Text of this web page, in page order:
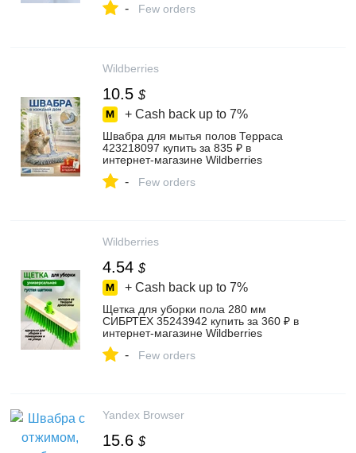
- Few orders
Wildberries
10.5 $
+ Cash back up to 7%
Швабра для мытья полов Терраса
423218097 купить за 835 ₽ в
интернет‑магазине Wildberries
- Few orders
Wildberries
4.54 $
+ Cash back up to 7%
Щетка для уборки пола 280 мм
СИБРТЕХ 35243942 купить за 360 ₽ в
интернет‑магазине Wildberries
- Few orders
Yandex Browser
15.6 $